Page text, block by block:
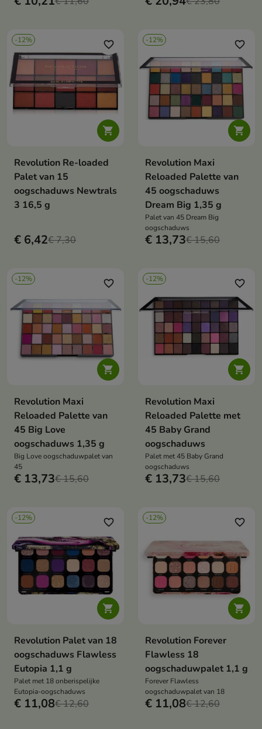
-12%

favorite_border
Revolution Re-loaded
Palet van 15
oogschaduws Newtrals
3 16,5 g
€ 6,42€ 7,30
-12%

favorite_border
Revolution Maxi
Reloaded Palette van
45 oogschaduws
Dream Big 1,35 g
Palet van 45 Dream Big
oogschaduws
€ 13,73€ 15,60
-12%

favorite_border
Revolution Maxi
Reloaded Palette van
45 Big Love
oogschaduws 1,35 g
Big Love oogschaduwpalet van
45
€ 13,73€ 15,60
-12%

favorite_border
Revolution Maxi
Reloaded Palette met
45 Baby Grand
oogschaduws
Palet met 45 Baby Grand
oogschaduws
€ 13,73€ 15,60
-12%

favorite_border
Revolution Palet van 18
oogschaduws Flawless
Eutopia 1,1 g
Palet met 18 onberispelijke
Eutopia-oogschaduws
€ 11,08€ 12,60
-12%

favorite_border
Revolution Forever
Flawless 18
oogschaduwpalet 1,1 g
Forever Flawless
oogschaduwpalet van 18
€ 11,08€ 12,60